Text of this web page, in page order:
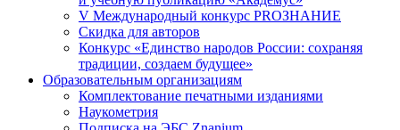
V Международный конкурс PROЗНАНИЕ
Скидка для авторов
Конкурс «Единство народов России: сохраняя
традиции, создаем будущее»
Образовательным организациям
Комплектование печатными изданиями
Наукометрия